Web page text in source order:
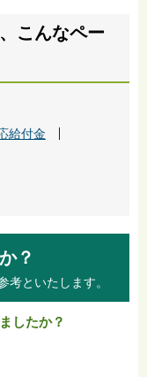
こんなペー
給付金
？
考といたします。
したか？